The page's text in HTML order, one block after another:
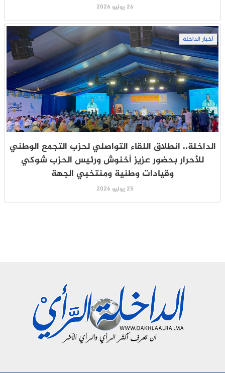
26 يوليو 2026
أخبار الداخلة
الداخلة.. انطلاق اللقاء التواصلي لحزب التجمع الوطني
للأحرار بحضور عزيز أخنوش ورئيس الحزب شوكي
وقيادات وطنية ومنتخبي الجهة
25 يوليو 2026